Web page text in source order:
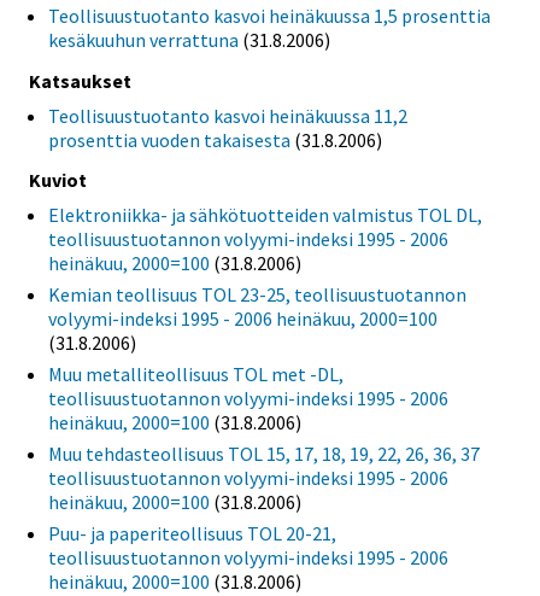
Teollisuustuotanto kasvoi heinäkuussa 1,5 prosenttia
kesäkuuhun verrattuna (31.8.2006)
Katsaukset
Teollisuustuotanto kasvoi heinäkuussa 11,2
prosenttia vuoden takaisesta (31.8.2006)
Kuviot
Elektroniikka- ja sähkötuotteiden valmistus TOL DL,
teollisuustuotannon volyymi-indeksi 1995 - 2006
heinäkuu, 2000=100 (31.8.2006)
Kemian teollisuus TOL 23-25, teollisuustuotannon
volyymi-indeksi 1995 - 2006 heinäkuu, 2000=100
(31.8.2006)
Muu metalliteollisuus TOL met -DL,
teollisuustuotannon volyymi-indeksi 1995 - 2006
heinäkuu, 2000=100 (31.8.2006)
Muu tehdasteollisuus TOL 15, 17, 18, 19, 22, 26, 36, 37
teollisuustuotannon volyymi-indeksi 1995 - 2006
heinäkuu, 2000=100 (31.8.2006)
Puu- ja paperiteollisuus TOL 20-21,
teollisuustuotannon volyymi-indeksi 1995 - 2006
heinäkuu, 2000=100 (31.8.2006)